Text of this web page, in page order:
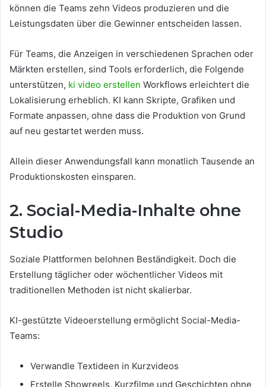
können die Teams zehn Videos produzieren und die
Leistungsdaten über die Gewinner entscheiden lassen.
Für Teams, die Anzeigen in verschiedenen Sprachen oder
Märkten erstellen, sind Tools erforderlich, die Folgende
unterstützen, ki video erstellen Workflows erleichtert die
Lokalisierung erheblich. KI kann Skripte, Grafiken und
Formate anpassen, ohne dass die Produktion von Grund
auf neu gestartet werden muss.
Allein dieser Anwendungsfall kann monatlich Tausende an
Produktionskosten einsparen.
2. Social-Media-Inhalte ohne
Studio
Soziale Plattformen belohnen Beständigkeit. Doch die
Erstellung täglicher oder wöchentlicher Videos mit
traditionellen Methoden ist nicht skalierbar.
KI-gestützte Videoerstellung ermöglicht Social-Media-
Teams:
Verwandle Textideen in Kurzvideos
Erstelle Showreels, Kurzfilme und Geschichten ohne